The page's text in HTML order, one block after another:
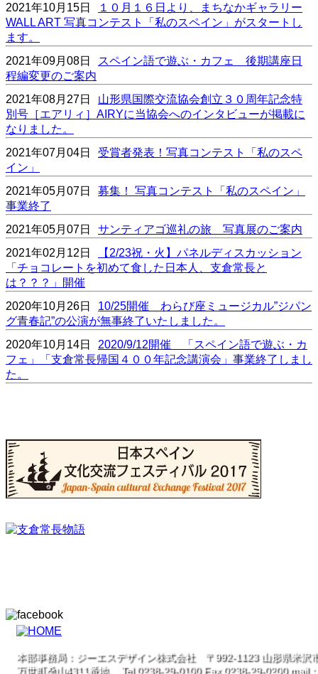
2021年10月15日
１０月１６日より、まちなかギャラリー
WALL ART 写真コンテスト「私のスペイン」がスタートし
ます。
2021年09月08日
スペイン語で遊ぶ・カフェ 後期講座日
程編変更のご案内
2021年08月27日
山形県国際交流協会創立３０周年記念特
別号［エアリィ］AIRYに当協会へのインタビューが掲載に
なりました。
2021年07月04日
受賞者発表！写真コンテスト「私のスペ
イン」
2021年05月07日
募集！ 写真コンテスト「私のスペイン」
事業終了
2021年05月07日
サンティアゴ巡礼の旅 写真展のご案内
2021年02月12日
【2/23祝・火】パネルディスカッション
「チョコレートを初めて食した日本人、支倉常長と
は？？？」開催
2020年10月26日
10/25開催 わらび座ミュージカル”ジパン
グ青春記”の公演が無事終了いたしました。
2020年10月14日
2020/9/12開催 「スペイン語で遊ぶ・カ
フェ」「支倉常長帰国４００年記念講演会」事業終了しまし
た。
本部事務局：ジーエスデザイン株式会社 〒992-1123 山形県米沢
万世町桑山4311番地
Tel 0238-29-0100Fax 0238-29-0200 mail：